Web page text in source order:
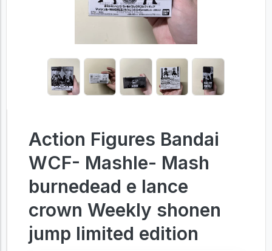
Action Figures Bandai
WCF- Mashle- Mash
burnedead e lance
crown Weekly shonen
jump limited edition